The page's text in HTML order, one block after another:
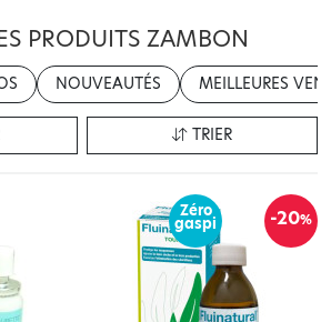
PRODUITS ZAMBON
NOUVEAUTÉS MEILLEURES
TRIER
-20%
Zéro
gaspi